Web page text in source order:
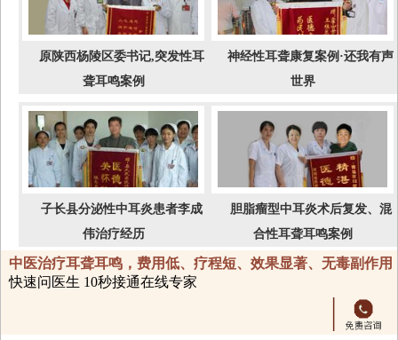
原陕西杨陵区委书记,突发性耳
聋耳鸣案例
神经性耳聋康复案例·还我有声
世界
子长县分泌性中耳炎患者李成
伟治疗经历
胆脂瘤型中耳炎术后复发、混
合性耳聋耳鸣案例
中医治疗耳聋耳鸣，费用低、疗程短、效果显著、无毒副作用
快速问医生 10秒接通在线专家